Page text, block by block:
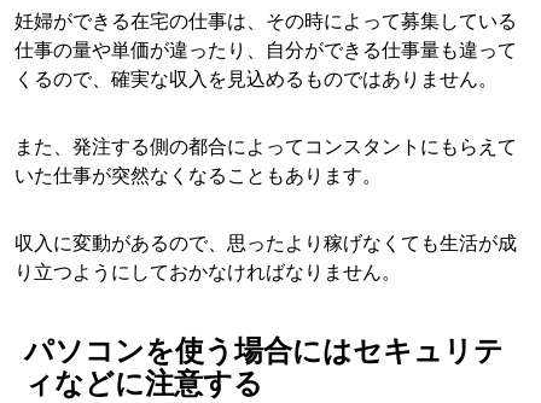
妊婦ができる在宅の仕事は、その時によって募集している
仕事の量や単価が違ったり、自分ができる仕事量も違って
くるので、確実な収入を見込めるものではありません。
また、発注する側の都合によってコンスタントにもらえて
いた仕事が突然なくなることもあります。
収入に変動があるので、思ったより稼げなくても生活が成
り立つようにしておかなければなりません。
パソコンを使う場合にはセキュリテ
ィなどに注意する